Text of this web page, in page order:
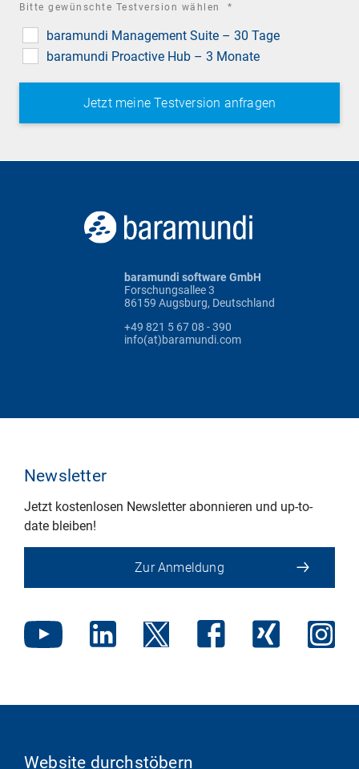
Bitte gewünschte Testversion wählen *
baramundi Management Suite – 30 Tage
baramundi Proactive Hub – 3 Monate
baramundi software GmbH
Forschungsallee 3
86159 Augsburg, Deutschland
+49 821 5 67 08 - 390
info(at)baramundi.com
Newsletter
Jetzt kostenlosen Newsletter abonnieren und up-to-
date bleiben!
Zur Anmeldung
Website durchstöbern